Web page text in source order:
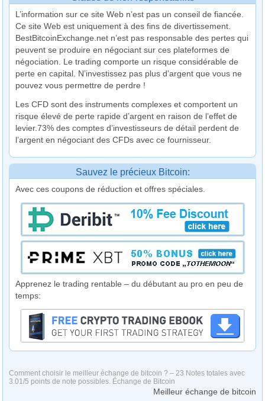
L’information sur ce site Web n’est pas un conseil de fiancée.
Ce site Web est uniquement à des fins de divertissement.
BestBitcoinExchange.net n’est pas responsable des pertes qui
peuvent se produire en négociant sur ces plateformes de
négociation. Le trading comporte un risque considérable de
perte en capital. N’investissez pas plus d’argent que vous ne
pouvez vous permettre de perdre !
Les CFD sont des instruments complexes et comportent un
risque élevé de perte rapide d’argent en raison de l’effet de
levier.73% des comptes d’investisseurs de détail perdent de
l’argent en négociant des CFDs avec ce fournisseur.
Sauvez le précieux Bitcoin:
Avec ces coupons de réduction et offres spéciales.
Apprenez le trading rentable – du débutant au pro en peu de
temps:
Comment choisir le meilleur échange de bitcoin ? –23 Notes totales avec
3.01/5 points de note possibles. Échange de Bitcoin
Meilleur échange de bitcoin